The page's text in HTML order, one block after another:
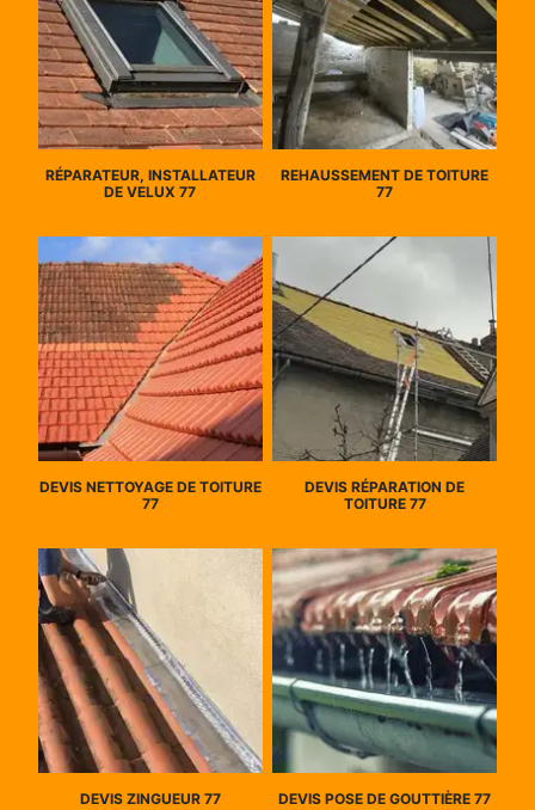
RÉPARATEUR, INSTALLATEUR
DE VELUX 77
REHAUSSEMENT DE TOITURE
77
DEVIS NETTOYAGE DE TOITURE
77
DEVIS RÉPARATION DE
TOITURE 77
DEVIS ZINGUEUR 77 DEVIS POSE DE GOUTTIÈRE 77